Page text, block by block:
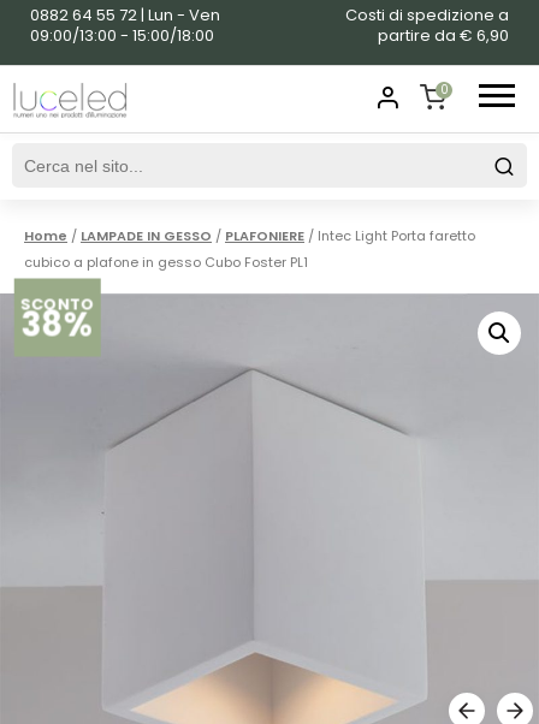
0882 64 55 72 | Lun - Ven
09:00/13:00 - 15:00/18:00
Costi di spedizione a
partire da € 6,90
0
SHOPPING
Home / LAMPADE IN GESSO / PLAFONIERE / Intec Light Porta faretto
cubico a plafone in gesso Cubo Foster PL1
SCONTO
38%